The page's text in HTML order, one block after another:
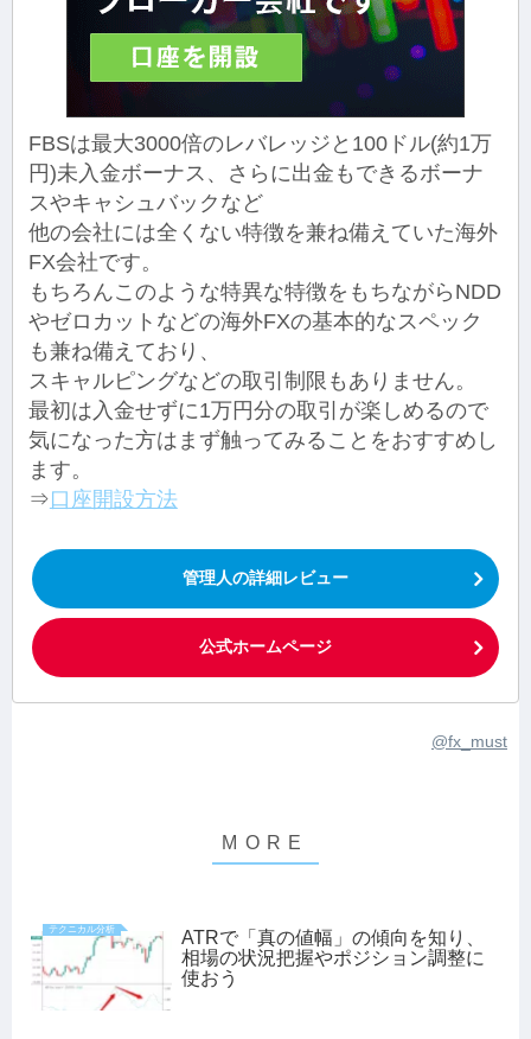
FBSは最大3000倍のレバレッジと100ドル(約1万
円)未入金ボーナス、さらに出金もできるボーナ
スやキャシュバックなど
他の会社には全くない特徴を兼ね備えていた海外
FX会社です。
もちろんこのような特異な特徴をもちながらNDD
やゼロカットなどの海外FXの基本的なスペック
も兼ね備えており、
スキャルピングなどの取引制限もありません。
最初は入金せずに1万円分の取引が楽しめるので
気になった方はまず触ってみることをおすすめし
ます。
⇒口座開設方法
管理人の詳細レビュー
公式ホームページ
@fx_must
テクニカル分析
ATRで「真の値幅」の傾向を知り、
相場の状況把握やポジション調整に
使おう